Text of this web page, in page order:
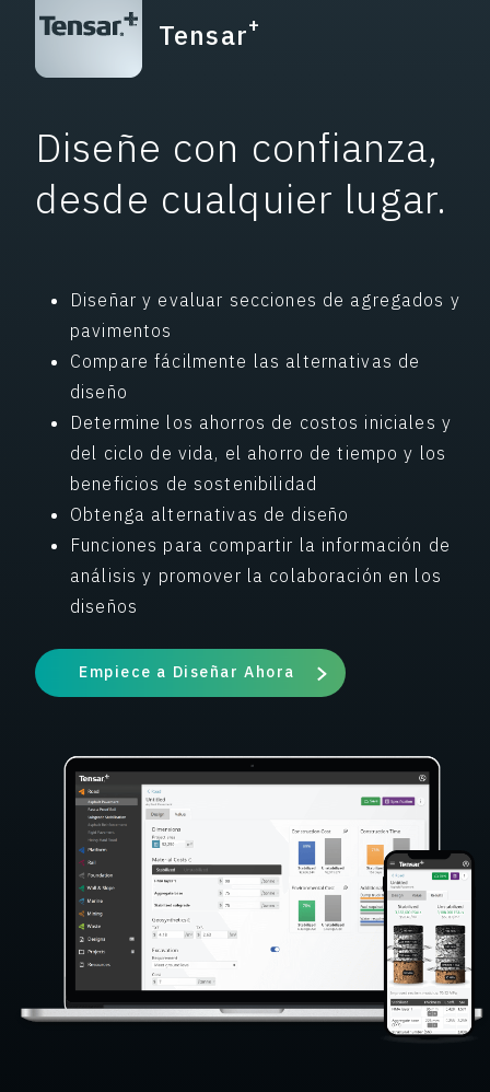
Tensar+
Diseñe con confianza,
desde cualquier lugar.
Diseñar y evaluar secciones de agregados y
pavimentos
Compare fácilmente las alternativas de
diseño
Determine los ahorros de costos iniciales y
del ciclo de vida, el ahorro de tiempo y los
beneficios de sostenibilidad
Obtenga alternativas de diseño
Funciones para compartir la información de
análisis y promover la colaboración en los
diseños
Empiece a Diseñar Ahora